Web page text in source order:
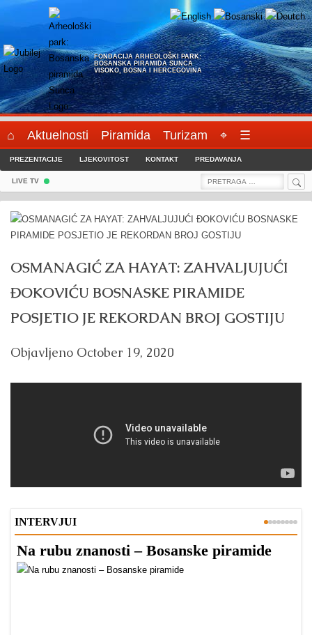
FONDACIJA ARHEOLOŠKI PARK:
BOSANSKA PIRAMIDA SUNCA
VISOKO, BOSNA I HERCEGOVINA
⌂ Aktuelnosti Piramida Turizam ⌖ ☰
PREZENTACIJE LJEKOVITOST KONTAKT PREDAVANJA
LIVE TV
Search
OSMANAGIĆ ZA HAYAT: ZAHVALJUJUĆI
ĐOKOVIĆU BOSNASKE PIRAMIDE
POSJETIO JE REKORDAN BROJ GOSTIJU
Objavljeno October 19, 2020
INTERVJUI
Na rubu znanosti – Bosanske piramide